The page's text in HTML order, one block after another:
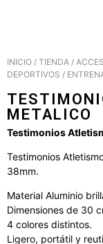
INICIO / TIENDA /
DEPORTIVOS /
METALICO
Testimonios
Testimonios
38mm.
Material Aluminio
Dimensiones de 30
4 colores distintos.
Ligero, portátil y